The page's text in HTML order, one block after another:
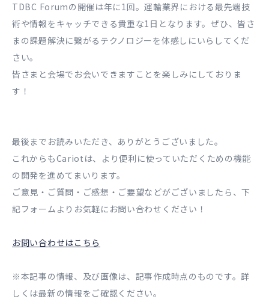
TDBC Forumの開催は年に1回。運輸業界における最先端技
術や情報をキャッチできる貴重な1日となります。ぜひ、皆さ
まの課題解決に繋がるテクノロジーを体感しにいらしてくだ
さい。
皆さまと会場でお会いできますことを楽しみにしておりま
す！
最後までお読みいただき、ありがとうございました。
これからもCariotは、より便利に使っていただくための機能
の開発を進めてまいります。
ご意見・ご質問・ご感想・ご要望などがございましたら、下
記フォームよりお気軽にお問い合わせください！
お問い合わせはこちら
※本記事の情報、及び画像は、記事作成時点のものです。詳
しくは最新の情報をご確認ください。